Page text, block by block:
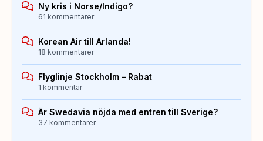
Ny kris i Norse/Indigo?
61 kommentarer
Korean Air till Arlanda!
18 kommentarer
Flyglinje Stockholm – Rabat
1 kommentar
Är Swedavia nöjda med entren till Sverige?
37 kommentarer